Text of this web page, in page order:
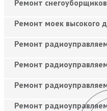
Ремонт снегоуборщиков
Ремонт моек высокого
Ремонт
Ремонт
Ремонт
Ремонт